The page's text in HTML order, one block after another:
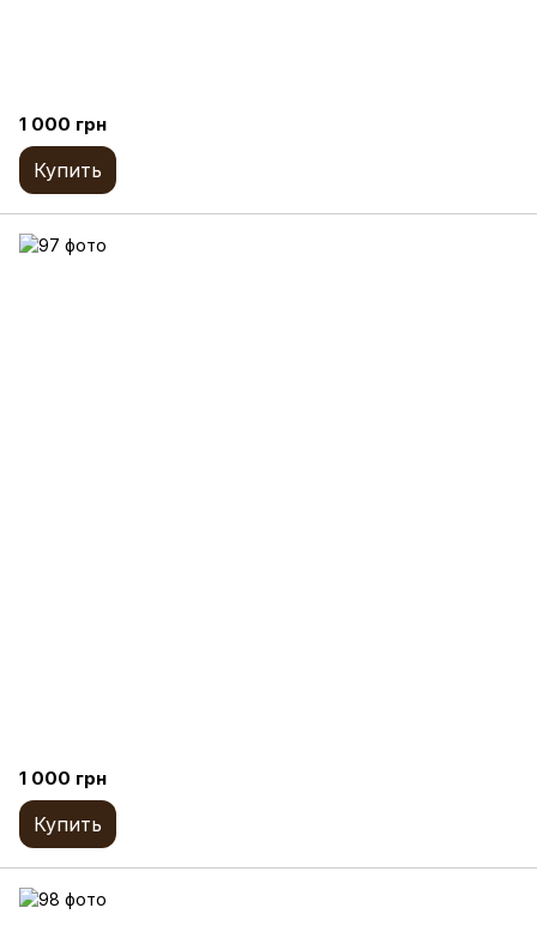
1 000 грн
Купить
1 000 грн
Купить